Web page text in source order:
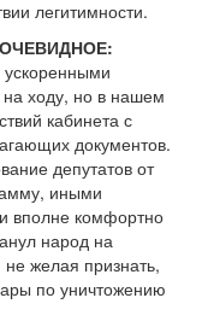
легитимности.
ускоренными
ходу, но в нашем
кабинета с
документов.
депутатов от
иными
вполне комфортно
народ на
желая признать,
по уничтожению